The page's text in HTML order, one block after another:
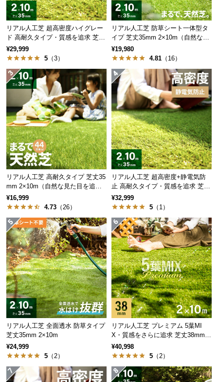
入
経
路
に
つ
い
て
品・
キ
ャ
ン
セ
ル
つ
い
て
保
証
に
つ
い
て
会
員
規
に
い
リアル人工芝 超高密度ハイグレー
ド 高耐久タイプ・質感を追求 芝丈
35mm 2×10m
¥29,999
5 （3）
リアル人工芝 防草シート一体型タ
イプ 芝丈35mm 2×10m（自然な見
た目追求・U字ピン付）
¥19,980
4.81 （16）
リアル人工芝 高耐久タイプ 芝丈35
mm 2×10m（自然な見た目を追
求・U字ピン付属）
¥16,999
4.73 （26）
リアル人工芝 超高密度+静電気防
止 高耐久タイプ・質感を追求 芝丈
35mm 2×10m
¥32,999
5 （1）
リアル人工芝 全面透水 防草タイプ
芝丈35mm 2×10m
¥24,999
5 （2）
リアル人工芝 プレミアム 5葉MI
X・質感をさらに追求 芝丈38mm 2
×10m
¥40,998
5 （2）